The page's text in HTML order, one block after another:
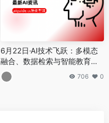
6月22日·AI技术飞跃：多模态
融合、数据检索与智能教育的
新纪元
706 0